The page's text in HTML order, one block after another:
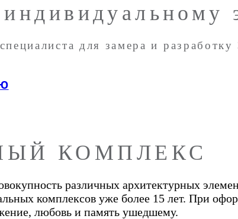
для замера и
КОМПЛЕКС
различных архитектурных
комплексов уже более 15 лет. При
любовь и память ушедшему.